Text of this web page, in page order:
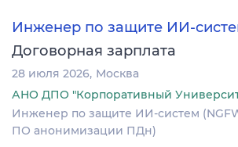
Инженер по защите ИИ-
Договорная зарплата
28 июля 2026 Москва
АНО ДПО "Корпоративный
Инженер по защите ИИ-систем
ПО анонимизации ПДн)